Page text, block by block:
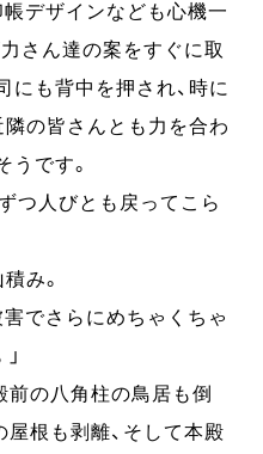
帳デザインなども心機一
さん達の案をすぐに取
にも背中を押され、時に
隣の皆さんとも力を合わ
です。
つ人びとも戻ってこら
み。
害でさらにめちゃくちゃ
前の八角柱の鳥居も倒
根も剥離、そして本殿